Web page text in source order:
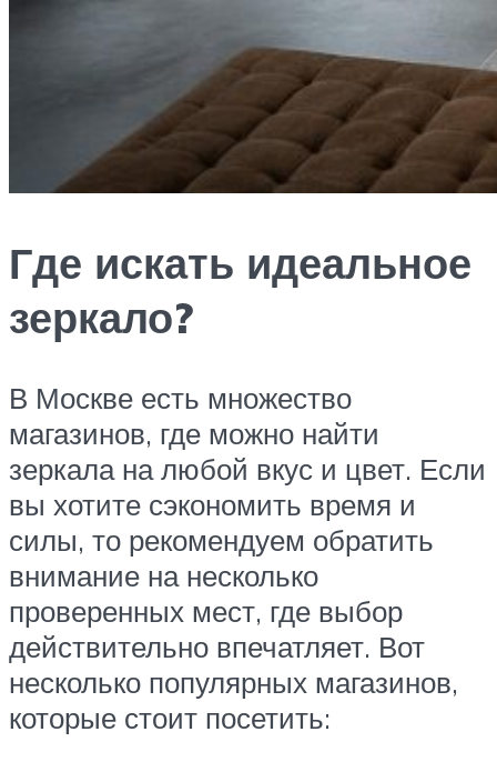
Где искать идеальное
зеркало?
В Москве есть множество
магазинов, где можно найти
зеркала на любой вкус и цвет. Если
вы хотите сэкономить время и
силы, то рекомендуем обратить
внимание на несколько
проверенных мест, где выбор
действительно впечатляет. Вот
несколько популярных магазинов,
которые стоит посетить: